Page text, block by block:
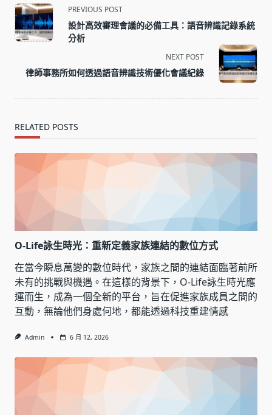
<span
class="nav-
subtitle
reader-
text">Page</span>
PREVIOUS POST
設計高效審理會議的必備工具：語音辨識記錄系統
分析
NEXT POST
律師事務所如何透過語音辨識技術優化會議紀錄
RELATED POSTS
O-Life詠生時光：重新定義家族連結的數位方式
在當今瞬息萬變的數位時代，家族之間的連結面臨著前所
未有的挑戰與機遇。在這樣的背景下，O-Life詠生時光應
運而生，成為一個全新的平台，旨在促進家族成員之間的
互動，無論他們身處何地，都能透過科技重建情感
Admin 6 月 12, 2026